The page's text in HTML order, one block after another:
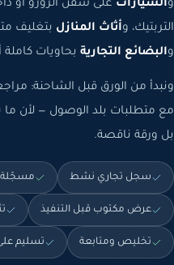
والسيارات على سفن الرورو أو
التربتيك، وأثاث المنازل بتغليف
والبضائع التجارية بحاويات
ونبدأ من الورق قبل الشاحنة:
مع متطلبات بلد الوصول — لأن
بل ورقة ناقصة.
سجل تجاري نشط مسجّلة
عرض مكتوب قبل التنفيذ
تخليص ومتابعة تسليم